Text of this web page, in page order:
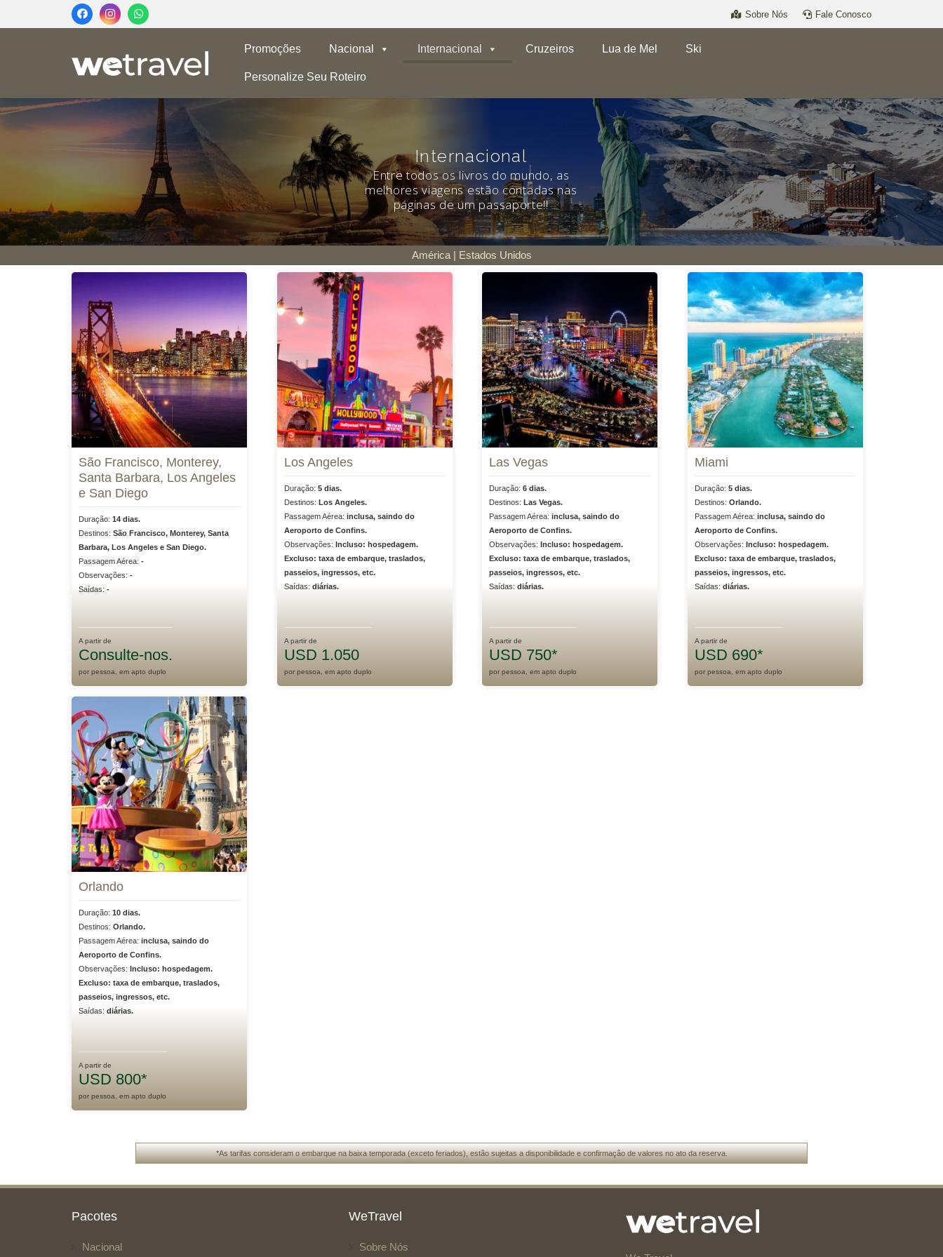
Sobre Nós Fale Conosco
Promoções Nacional Internacional Cruzeiros Lua de Mel Ski
Personalize Seu Roteiro
Internacional
Entre todos os livros do mundo, as
melhores viagens estão contadas nas
páginas de um passaporte!!
América | Estados Unidos
São Francisco, Monterey,
Santa Barbara, Los Angeles
e San Diego
Duração: 14 dias.
Destinos: São Francisco, Monterey, Santa
Barbara, Los Angeles e San Diego.
Passagem Aérea: -
Observações: -
Saídas: -
A partir de
Consulte-nos.
por pessoa, em apto duplo
Los Angeles
Duração: 5 dias.
Destinos: Los Angeles.
Passagem Aérea: inclusa, saindo do
Aeroporto de Confins.
Observações: Incluso: hospedagem.
Excluso: taxa de embarque, traslados,
passeios, ingressos, etc.
Saídas: diárias.
A partir de
USD 1.050
por pessoa, em apto duplo
Las Vegas
Duração: 6 dias.
Destinos: Las Vegas.
Passagem Aérea: inclusa, saindo do
Aeroporto de Confins.
Observações: Incluso: hospedagem.
Excluso: taxa de embarque, traslados,
passeios, ingressos, etc.
Saídas: diárias.
A partir de
USD 750*
por pessoa, em apto duplo
Miami
Duração: 5 dias.
Destinos: Orlando.
Passagem Aérea: inclusa, saindo do
Aeroporto de Confins.
Observações: Incluso: hospedagem.
Excluso: taxa de embarque, traslados,
passeios, ingressos, etc.
Saídas: diárias.
A partir de
USD 690*
por pessoa, em apto duplo
Orlando
Duração: 10 dias.
Destinos: Orlando.
Passagem Aérea: inclusa, saindo do
Aeroporto de Confins.
Observações: Incluso: hospedagem.
Excluso: taxa de embarque, traslados,
passeios, ingressos, etc.
Saídas: diárias.
A partir de
USD 800*
por pessoa, em apto duplo
*As tarifas consideram o embarque na baixa temporada (exceto feriados), estão sujeitas a disponibilidade e confirmação de valores no ato da reserva.
Pacotes
Nacional
WeTravel
Sobre Nós